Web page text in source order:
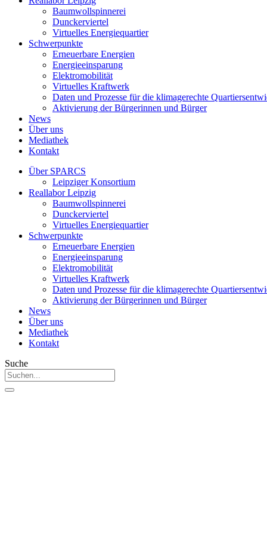
Baumwollspinnerei
Dunckerviertel
Virtuelles Energiequartier
Schwerpunkte
Erneuerbare Energien
Energieeinsparung
Elektromobilität
Virtuelles Kraftwerk
Daten und Prozesse für die klimagerechte
Aktivierung der Bürgerinnen und Bürger
News
Über uns
Mediathek
Kontakt
Über SPARCS
Leipziger Konsortium
Reallabor Leipzig
Baumwollspinnerei
Dunckerviertel
Virtuelles Energiequartier
Schwerpunkte
Erneuerbare Energien
Energieeinsparung
Elektromobilität
Virtuelles Kraftwerk
Daten und Prozesse für die klimagerechte
Aktivierung der Bürgerinnen und Bürger
News
Über uns
Mediathek
Kontakt
Suche